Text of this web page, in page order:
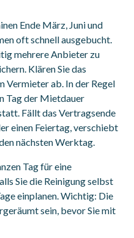
Ende März, Juni und
oft schnell ausgebucht.
mehrere Anbieter zu
Klären Sie das
Vermieter ab. In der Regel
Tag der Mietdauer
Fällt das Vertragsende
einen Feiertag, verschiebt
nächsten Werktag.
Tag für eine
Sie die Reinigung selbst
einplanen. Wichtig: Die
sein, bevor Sie mit